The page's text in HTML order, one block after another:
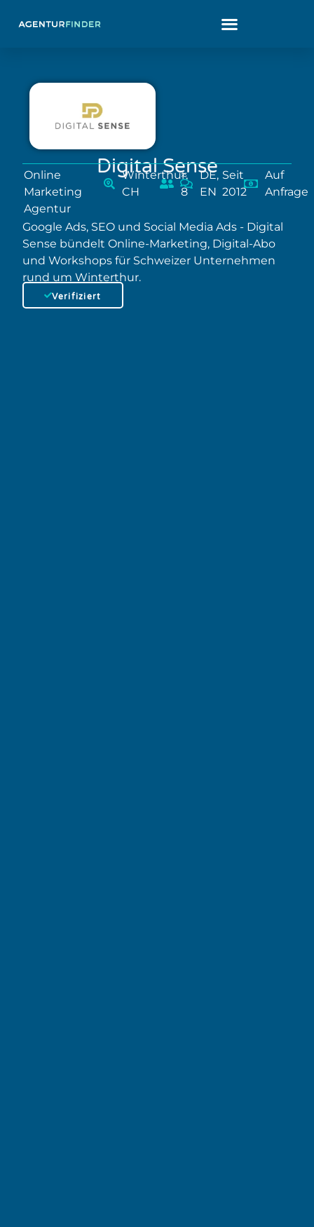
Digital Sense
Online
Marketing
Agentur
Winterthur,
CH
≈
8
DE,
EN
Seit
2012
Auf
Anfrage
Google Ads, SEO und Social Media Ads - Digital
Sense bündelt Online-Marketing, Digital-Abo
und Workshops für Schweizer Unternehmen
rund um Winterthur.
Verifiziert